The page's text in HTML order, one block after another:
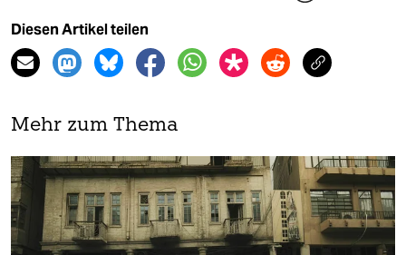
Diesen Artikel teilen
Mehr zum Thema